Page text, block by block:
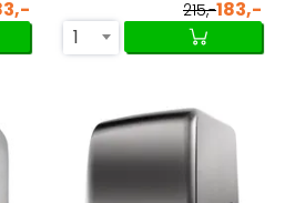
215,-183,-
1